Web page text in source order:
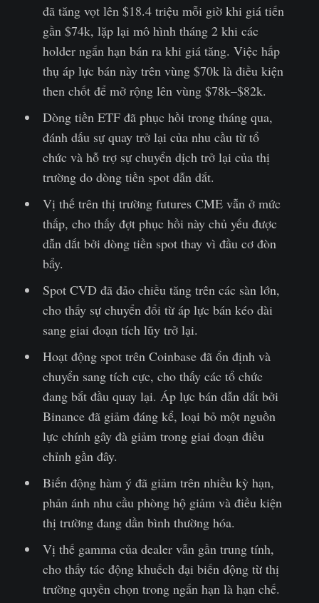
đã tăng vọt lên $18.4 triệu mỗi giờ khi giá tiến
gần $74k, lặp lại mô hình tháng 2 khi các
holder ngắn hạn bán ra khi giá tăng. Việc hấp
thụ áp lực bán này trên vùng $70k là điều kiện
then chốt để mở rộng lên vùng $78k–$82k.
Dòng tiền ETF đã phục hồi trong tháng qua,
đánh dấu sự quay trở lại của nhu cầu từ tổ
chức và hỗ trợ sự chuyển dịch trở lại của thị
trường do dòng tiền spot dẫn dắt.
Vị thế trên thị trường futures CME vẫn ở mức
thấp, cho thấy đợt phục hồi này chủ yếu được
dẫn dắt bởi dòng tiền spot thay vì đầu cơ đòn
bẩy.
Spot CVD đã đảo chiều tăng trên các sàn lớn,
cho thấy sự chuyển đổi từ áp lực bán kéo dài
sang giai đoạn tích lũy trở lại.
Hoạt động spot trên Coinbase đã ổn định và
chuyển sang tích cực, cho thấy các tổ chức
đang bắt đầu quay lại. Áp lực bán dẫn dắt bởi
Binance đã giảm đáng kể, loại bỏ một nguồn
lực chính gây đà giảm trong giai đoạn điều
chỉnh gần đây.
Biến động hàm ý đã giảm trên nhiều kỳ hạn,
phản ánh nhu cầu phòng hộ giảm và điều kiện
thị trường đang dần bình thường hóa.
Vị thế gamma của dealer vẫn gần trung tính,
cho thấy tác động khuếch đại biến động từ thị
trường quyền chọn trong ngắn hạn là hạn chế.